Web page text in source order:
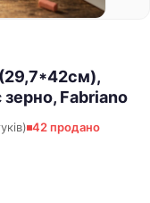
(29,7*42см),
Fabriano
42 продано